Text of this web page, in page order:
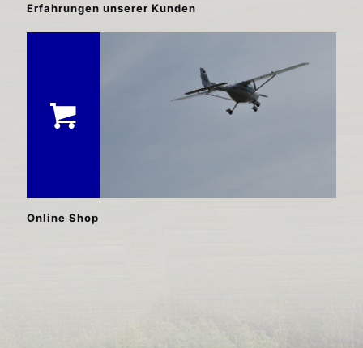
Erfahrungen unserer Kunden
Online Shop